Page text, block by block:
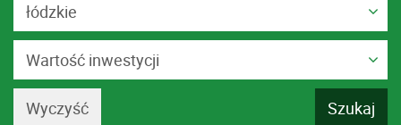
łódzkie
Wartość inwestycji